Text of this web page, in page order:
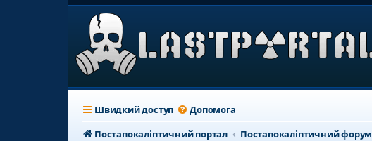
Швидкий доступ Допомога
Постапокаліптичний портал
Постапокаліптичний форум